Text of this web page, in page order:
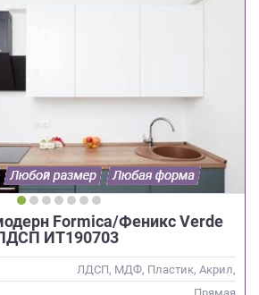
Formica/Феникс Verde
ИТ190703
ЛДСП, МДФ, Пластик, Акрил,
Alvic / УФ лак,